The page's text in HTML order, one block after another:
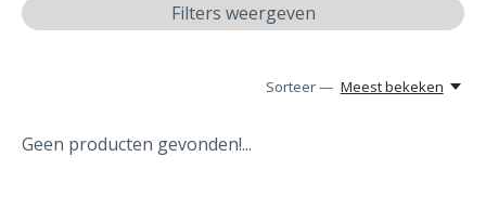
Filters weergeven
Sorteer — Meest bekeken
Geen producten gevonden!...